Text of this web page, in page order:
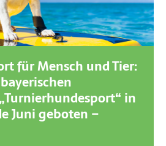
für Mensch und Tier:
in
Juni geboten –